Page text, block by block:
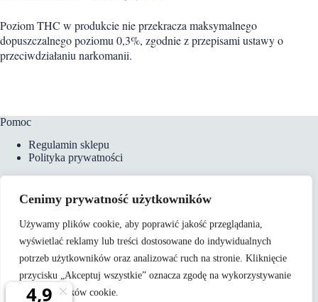
Cenimy prywatność użytkowników
Używamy plików cookie, aby poprawić jakość przeglądania,
wyświetlać reklamy lub treści dostosowane do indywidualnych
potrzeb użytkowników oraz analizować ruch na stronie. Kliknięcie
przycisku „Akceptuj wszystkie” oznacza zgodę na wykorzystywanie
przez nas plików cookie.
Poziom THC w produkcie nie przekracza maksymalnego
dopuszczalnego poziomu 0,3%, zgodnie z przepisami ustawy o
przeciwdziałaniu narkomanii.
Pomoc
Regulamin sklepu
Polityka prywatności
Płatności i dostawa
Formy płatności
Koszty dostawy
Zamówienia telefoniczne